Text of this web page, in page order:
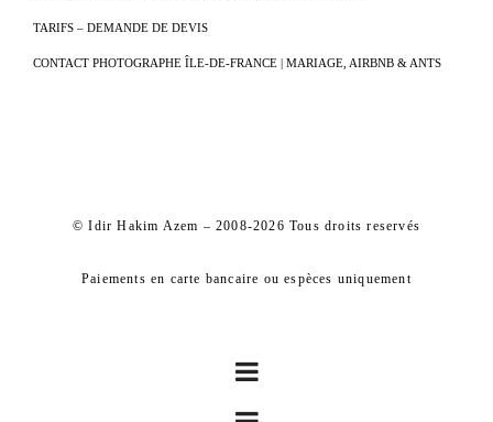
TARIFS – DEMANDE DE DEVIS
CONTACT PHOTOGRAPHE ÎLE-DE-FRANCE | MARIAGE, AIRBNB & ANTS
© Idir Hakim Azem – 2008-2026 Tous droits reservés
Paiements en carte bancaire ou espèces uniquement